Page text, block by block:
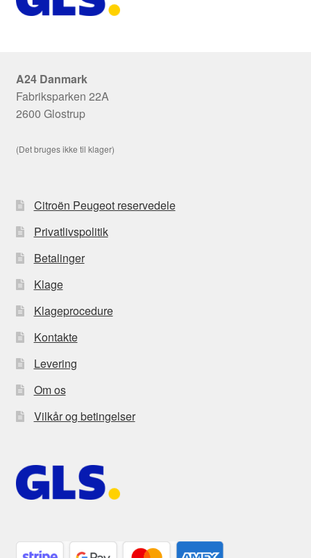
A24 Danmark
Fabriksparken 22A
2600 Glostrup
(Det bruges ikke til klager)
Citroën Peugeot reservedele
Privatlivspolitik
Betalinger
Klage
Klageprocedure
Kontakte
Levering
Om os
Vilkår og betingelser